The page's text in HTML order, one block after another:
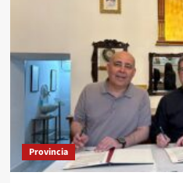
elige
el
Hospital
Universitario
Torrecárdenas
para
hacer
Dermatología
Provincia